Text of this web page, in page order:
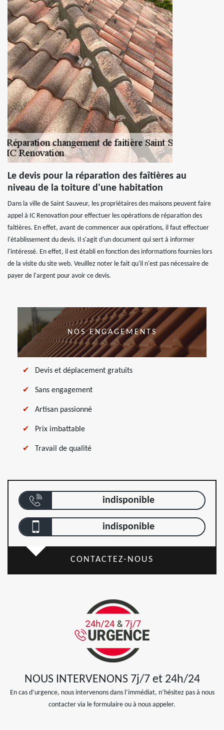
Le devis pour la réparation des faîtières au
niveau de la toiture d'une habitation
Dans la ville de Saint Sauveur, les propriétaires des maisons peuvent faire
appel à IC Renovation pour effectuer les opérations de réparation des
faîtières. En effet, avant de commencer aux opérations, il faut effectuer
l'établissement du devis. Il s'agit d'un document qui sert à informer
l'intéressé. En effet, il est établi en fonction des informations fournies lors
de la visite du site web. Veuillez noter le fait qu'il n'est pas nécessaire de
payer de l'argent pour avoir ce devis.
NOS ENGAGEMENTS
Devis et déplacement gratuits
Sans engagement
Artisan passionné
Prix imbattable
Travail de qualité
indisponible
indisponible
CONTACTEZ-NOUS
NOUS INTERVENONS 7j/7 et 24h/24
En cas d’urgence, nous intervenons dans l’immédiat, n’hésitez pas à nous
contacter via le formulaire ou à nous appeler.